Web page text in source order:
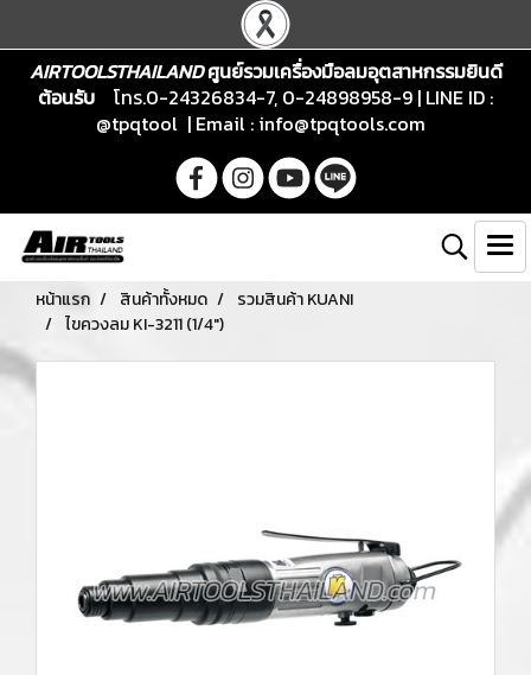
AIRTOOLSTHAILANDศูนย์รวมเครื่องมือลมอุตสาหกรรมยินดี
ต้อนรับ
โทร.0-24326834-7, 0-24898958-9 | LINE ID :
@tpqtool | Email : info@tpqtools.com
หน้าแรก สินค้าทั้งหมด
รวมสินค้า KUANI
ไขควงลม KI-3211 (1/4")